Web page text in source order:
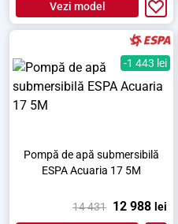
Vezi model
-1 443 lei
Pompă de apă submersibilă
ESPA Acuaria 17 5M
14 431 12 988 lei